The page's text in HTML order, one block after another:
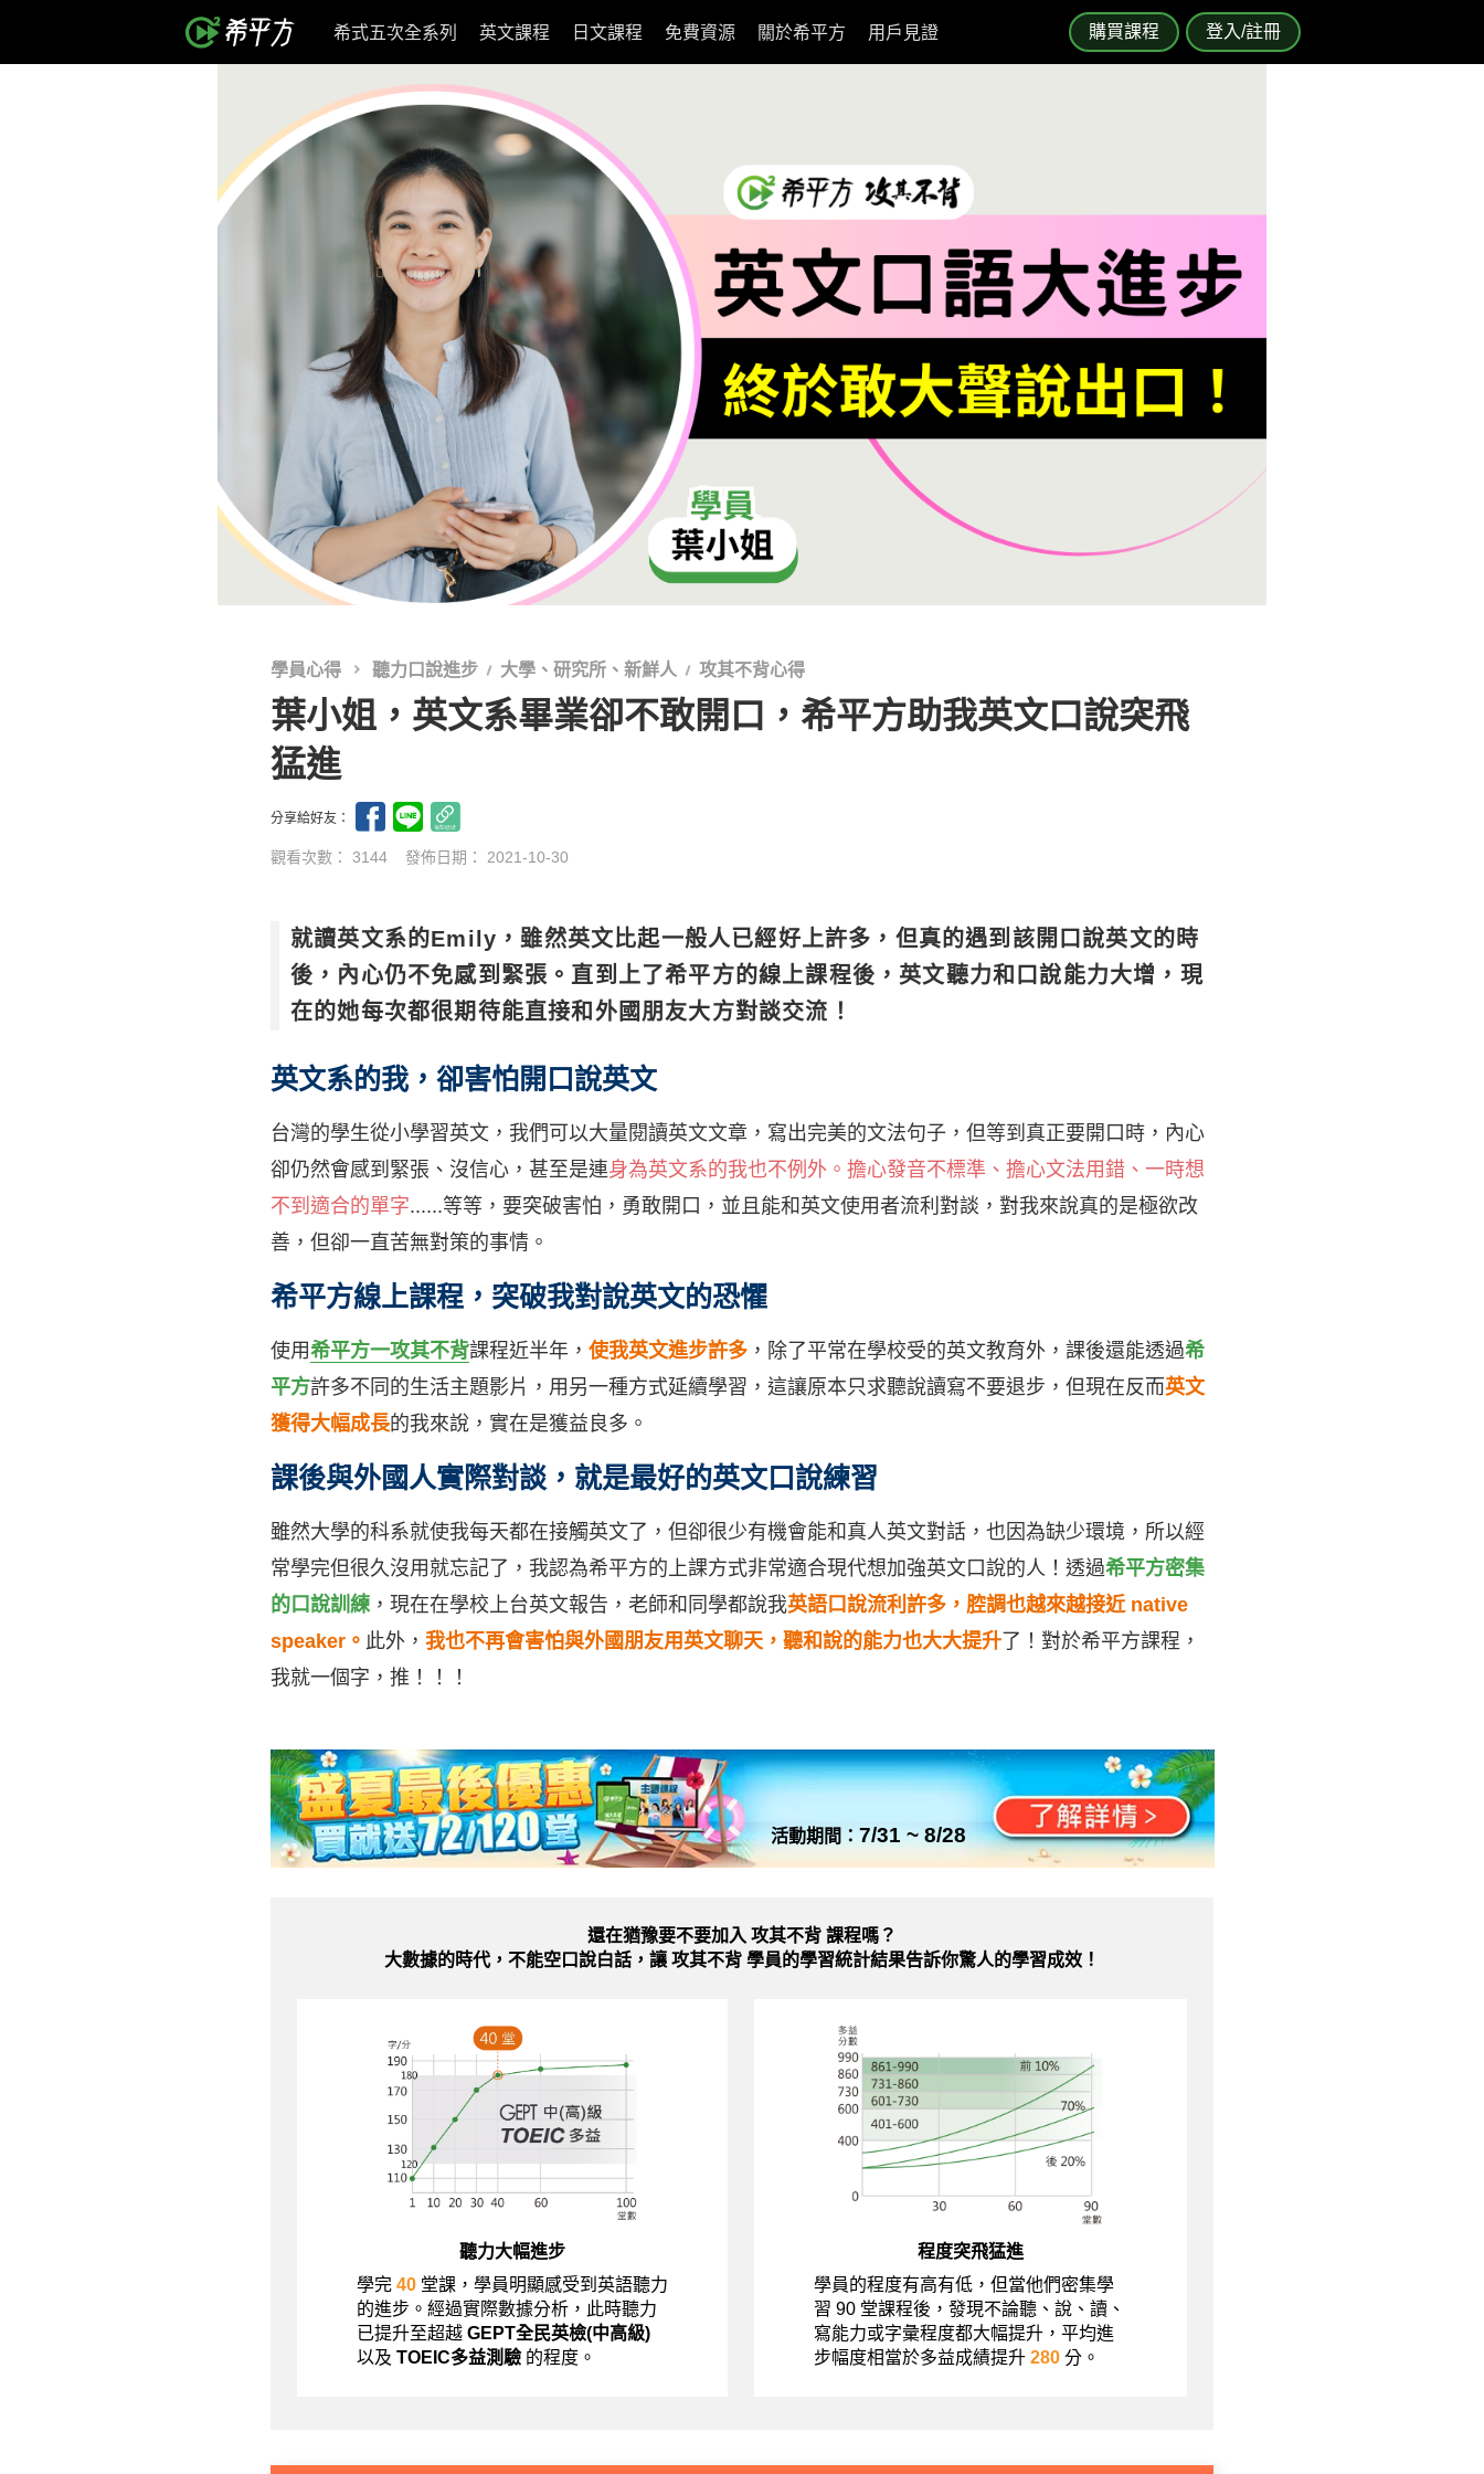
購買課程 登入/註冊
希式五次全系列 英文課程 日文課程 免費資源 關於希平方 用戶見證
學員心得 聽力口說進步 大學、研究所、新鮮人 攻其不背心得
葉小姐，英文系畢業卻不敢開口，希平方助我英文口說突飛
猛進
分享給好友：
觀看次數： 3144 發佈日期： 2021-10-30
就讀英文系的Emily，雖然英文比起一般人已經好上許多，但真的遇到該開口說英文的時
後，內心仍不免感到緊張。直到上了希平方的線上課程後，英文聽力和口說能力大增，現
在的她每次都很期待能直接和外國朋友大方對談交流！
英文系的我，卻害怕開口說英文
台灣的學生從小學習英文，我們可以大量閱讀英文文章，寫出完美的文法句子，但等到真正要開口時，內心
卻仍然會感到緊張、沒信心，甚至是連身為英文系的我也不例外。 擔心發音不標準、擔心文法用錯、一時想
不到適合的單字......等等，要突破害怕，勇敢開口，並且能和英文使用者流利對談，對我來說真的是極欲改
善，但卻一直苦無對策的事情。
希平方線上課程，突破我對說英文的恐懼
使用希平方一攻其不背課程近半年， 使我英文進步許多 ，除了平常在學校受的英文教育外，課後還能透過希
平方許多不同的生活主題影片，用另一種方式延續學習，這讓原本只求聽說讀寫不要退步，但現在反而英文
獲得大幅成長的我來說，實在是獲益良多。
課後與外國人實際對談，就是最好的英文口說練習
雖然大學的科系就使我每天都在接觸英文了，但卻很少有機會能和真人英文對話，也因為缺少環境，所以經
常學完但很久沒用就忘記了，我認為希平方的上課方式非常適合現代想加強英文口說的人！透過希平方密集
的口說訓練 ，現在在學校上台英文報告，老師和同學都說我英語口說流利許多，腔調也越來越接近 native
speaker。 此外， 我也不再會害怕與外國朋友用英文聊天，聽和說的能力也大大提升 了！對於希平方課程，
我就一個字，推！！！
活動期間：7/31 ~ 8/28
還在猶豫要不要加入 攻其不背 課程嗎？
大數據的時代，不能空口說白話，讓 攻其不背 學員的學習統計結果告訴你驚人的學習成效！
聽力大幅進步
學完 40 堂課，學員明顯感受到英語聽力
的進步。經過實際數據分析，此時聽力
已提升至超越 GEPT全民英檢(中高級)
以及 TOEIC多益測驗 的程度。
程度突飛猛進
學員的程度有高有低，但當他們密集學
習 90 堂課程後，發現不論聽、說、讀、
寫能力或字彙程度都大幅提升，平均進
步幅度相當於多益成績提升 280 分。